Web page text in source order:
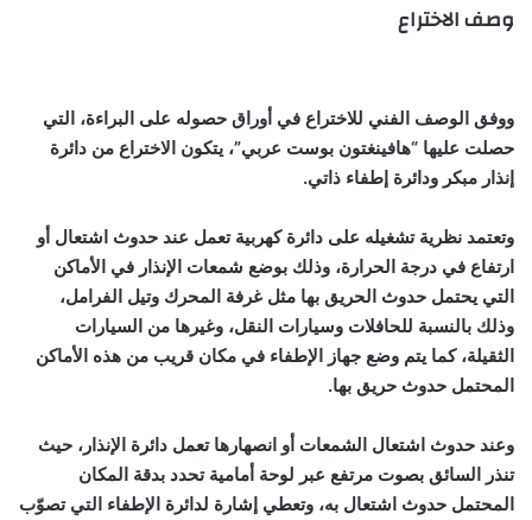
وصف الاختراع
ووفق الوصف الفني للاختراع في أوراق حصوله على البراءة، التي
حصلت عليها “هافينغتون بوست عربي”، يتكون الاختراع من دائرة
إنذار مبكر ودائرة إطفاء ذاتي.
وتعتمد نظرية تشغيله على دائرة كهربية تعمل عند حدوث اشتعال أو
ارتفاع في درجة الحرارة، وذلك بوضع شمعات الإنذار في الأماكن
التي يحتمل حدوث الحريق بها مثل غرفة المحرك وتيل الفرامل،
وذلك بالنسبة للحافلات وسيارات النقل، وغيرها من السيارات
الثقيلة، كما يتم وضع جهاز الإطفاء في مكان قريب من هذه الأماكن
المحتمل حدوث حريق بها.
وعند حدوث اشتعال الشمعات أو انصهارها تعمل دائرة الإنذار، حيث
تنذر السائق بصوت مرتفع عبر لوحة أمامية تحدد بدقة المكان
المحتمل حدوث اشتعال به، وتعطي إشارة لدائرة الإطفاء التي تصوّب